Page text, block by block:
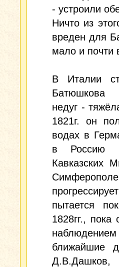
- устроили
Ничто из
вреден для
мало и почти
В Италии
Батюшкова
недуг -
1821г. он
водах в
в Россию
Кавказских
пытается
1828гг.,
ближайшие